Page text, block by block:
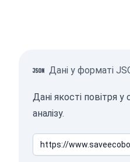
Дані у форматі
Дані якості повітря
аналізу.